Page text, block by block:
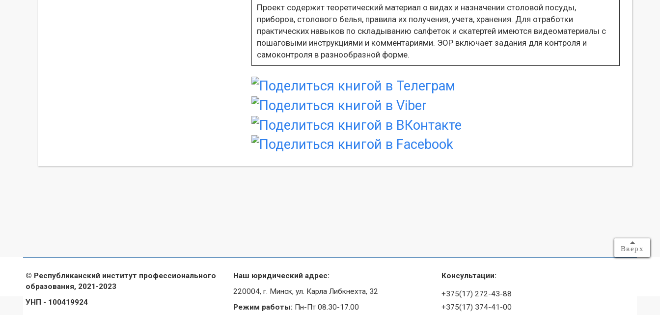
Проект содержит теоретический материал о видах и назначении столовой посуды,
приборов, столового белья, правила их получения, учета, хранения. Для отработки
практических навыков по складыванию салфеток и скатертей имеются видеоматериалы с
пошаговыми инструкциями и комментариями. ЭОР включает задания для контроля и
самоконтроля в разнообразной форме.
Вверх
© Республиканский институт профессионального
образования, 2021-2023
УНП - 100419924
Наш юридический адрес:
220004, г. Минск, ул. Карла Либкнехта, 32
Режим работы: Пн-Пт 08.30-17.00
Консультации:
+375(17) 272-43-88
+375(17) 374-41-00